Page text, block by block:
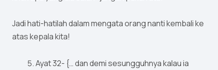
Jadi hati-hatilah dalam mengata orang nanti kembali ke
atas kepala kita!
Ayat 32- {… dan demi sesungguhnya kalau ia